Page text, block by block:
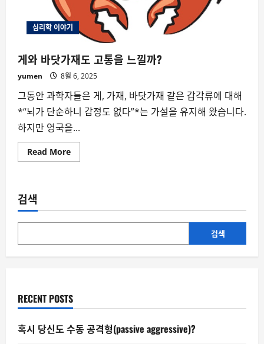
심리학 이야기
게와 바닷가재도 고통을 느낄까?
yumen 8월 6, 2025
그동안 과학자들은 게, 가재, 바닷가재 같은 갑각류에 대해
*“뇌가 단순하니 감정도 없다”*는 가설을 유지해 왔습니다.
하지만 영국을...
Read MoreRead
more
가
도
통
느
검색
검색
RECENT POSTS
혹시 당신도 수동 공격형(passive aggressive)?